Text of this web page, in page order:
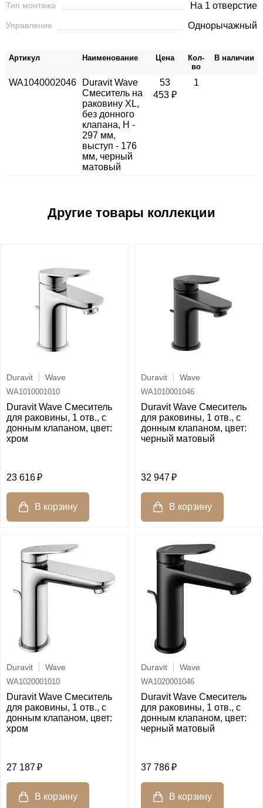
Тип монтажа На 1 отверстие
Управление Однорычажный
Артикул Наименование Цена
Кол-
во
В наличии
WA1040002046
Duravit Wave
Смеситель на
раковину XL,
без донного
клапана, H -
297 мм,
выступ - 176
мм, черный
матовый
53
453 ₽
1
Duravit Wave
WA1010001010
Duravit Wave Смеситель
для раковины, 1 отв., с
донным клапаном, цвет:
хром
23 616
Duravit Wave
WA1010001046
Duravit Wave Смеситель
для раковины, 1 отв., с
донным клапаном, цвет:
черный матовый
32 947
Duravit Wave
WA1020001010
Duravit Wave Смеситель
для раковины, 1 отв., с
донным клапаном, цвет:
хром
27 187
Duravit Wave
WA1020001046
Duravit Wave Смеситель
для раковины, 1 отв., с
донным клапаном, цвет:
черный матовый
37 786